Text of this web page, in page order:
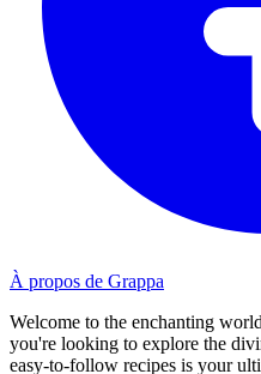
À propos de Grappa
Welcome to the enchanting
you're looking to explore the
easy-to-follow recipes is your